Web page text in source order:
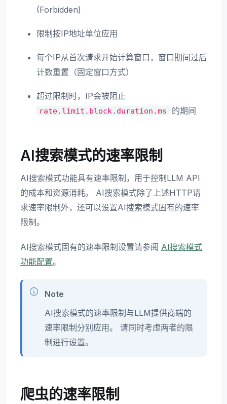
(Forbidden)
限制按IP地址单位应用
每个IP从首次请求开始计算窗口，窗口期间过后
计数重置（固定窗口方式）
超过限制时，IP会被阻止
rate.limit.block.duration.ms 的期间
AI搜索模式的速率限制
AI搜索模式功能具有速率限制，用于控制LLM API
的成本和资源消耗。 AI搜索模式除了上述HTTP请
求速率限制外，还可以设置AI搜索模式固有的速率
限制。
AI搜索模式固有的速率限制设置请参阅 AI搜索模式
功能配置。
Note
AI搜索模式的速率限制与LLM提供商端的
速率限制分别应用。 请同时考虑两者的限
制进行设置。
爬虫的速率限制